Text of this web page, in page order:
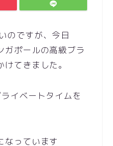
のですが、今日
ガポールの高級ブラ
てきました。
イベートタイムを
なっています